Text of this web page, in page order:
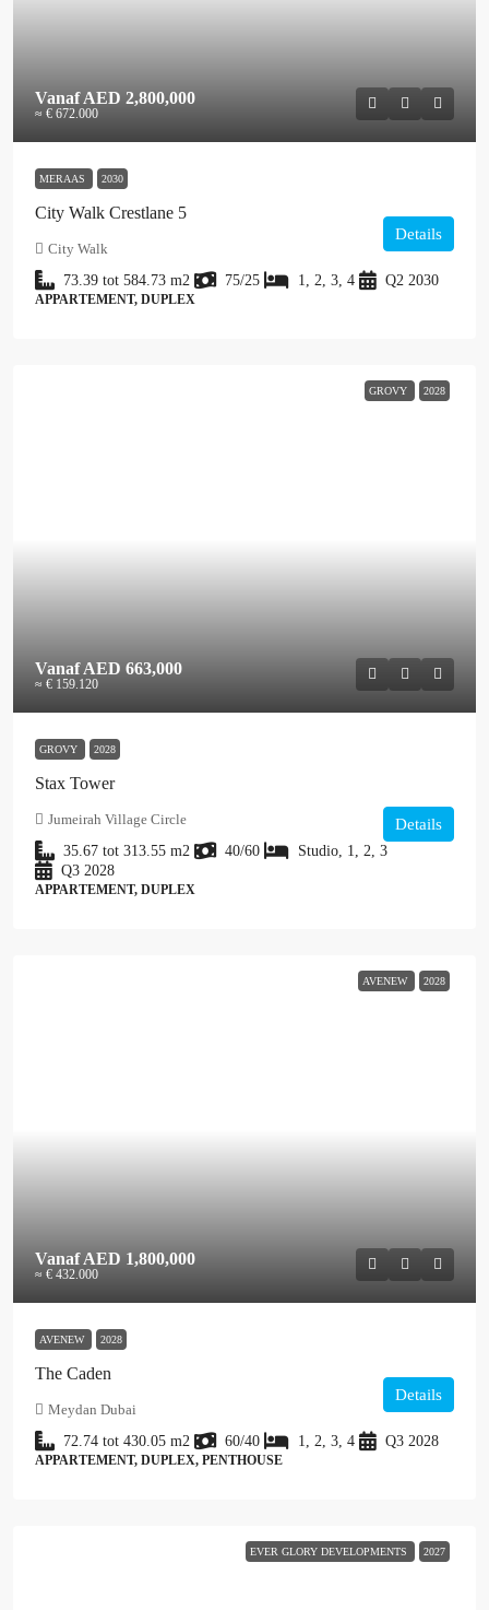
VanafAED 2,800,000
≈ € 672.000
MERAAS 2030
City Walk Crestlane 5
City Walk
73.39 tot 584.73 m2 75/25 1, 2, 3, 4 Q2 2030
APPARTEMENT, DUPLEX
Details
GROVY 2028
VanafAED 663,000
≈ € 159.120
GROVY 2028
Stax Tower
Jumeirah Village Circle
35.67 tot 313.55 m2 40/60
Studio, 1, 2, 3
Q3 2028
APPARTEMENT, DUPLEX
Details
AVENEW 2028
VanafAED 1,800,000
≈ € 432.000
AVENEW 2028
The Caden
Meydan Dubai
72.74 tot 430.05 m2 60/40 1, 2, 3, 4 Q3 2028
APPARTEMENT, DUPLEX, PENTHOUSE
Details
EVER GLORY DEVELOPMENTS 2027